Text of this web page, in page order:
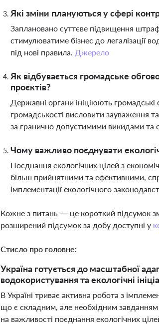
Які зміни плануються у сфері
Заплановано суттєве підвищення
стимулюватиме бізнес до легалізації
під нові правила. Джерело
Як відбувається громадське
проєктів?
Державні органи ініціюють громадські
громадськості висловити зауваження
за гранично допустимими викидами та
Чому важливо поєднувати
Поєднання екологічних цілей з
більш прийнятними та ефективними,
імплементації екологічного
Кожне з питань — це короткий підсумок
розширений підсумок за добу доступні у
Стисло про головне:
Україна готується до масштабної
водокористування та екологічні
В Україні триває активна робота з
що є складним, але необхідним
на важливості поєднання екологічних